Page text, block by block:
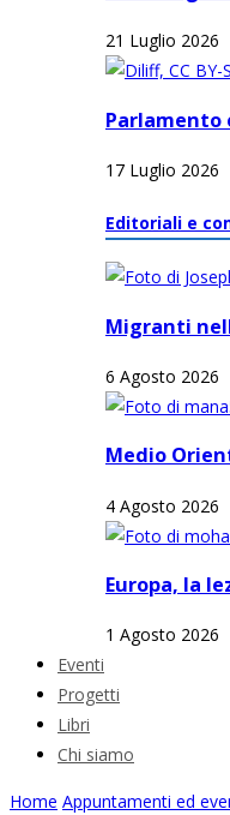
21 Luglio 2026
Parlamento
17 Luglio 2026
Editoriali e
Migranti
6 Agosto 2026
Medio
4 Agosto 2026
Europa, la
1 Agosto 2026
Eventi
Progetti
Libri
Chi siamo
Home Appuntamenti ed